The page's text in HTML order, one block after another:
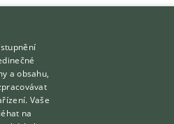
a obsahu,
Vaše
na